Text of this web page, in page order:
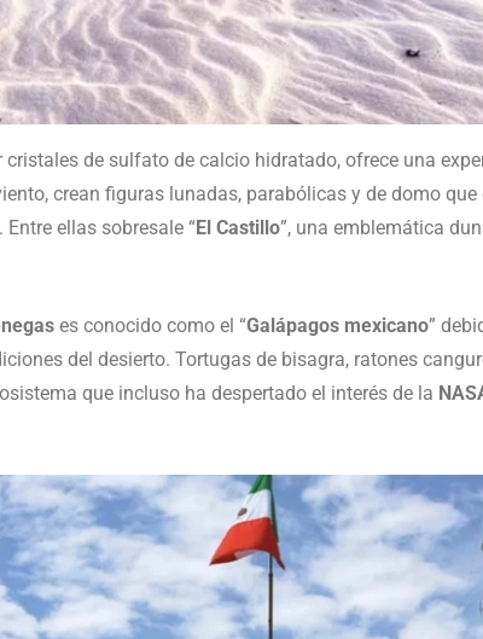
de sulfato de calcio hidratado, ofrece una
crean figuras lunadas, parabólicas y de domo
ellas sobresale “El Castillo”, una emblemática
es conocido como el “Galápagos mexicano”
del desierto. Tortugas de bisagra, ratones
que incluso ha despertado el interés de la